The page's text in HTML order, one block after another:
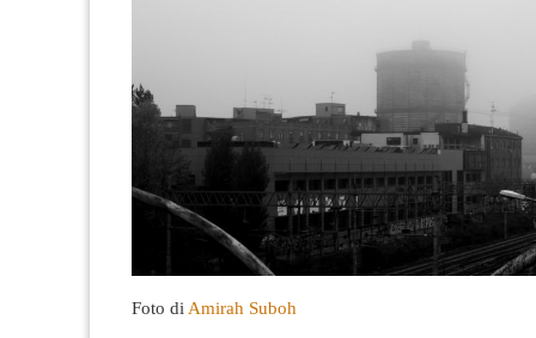
Foto di Amirah Suboh